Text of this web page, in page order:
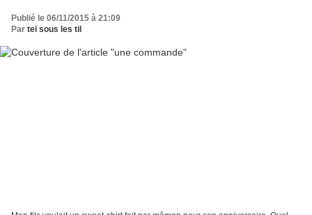
Publié le 06/11/2015 à 21:09
Par tei sous les til